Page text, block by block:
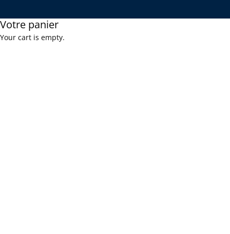
Votre panier
Your cart is empty.